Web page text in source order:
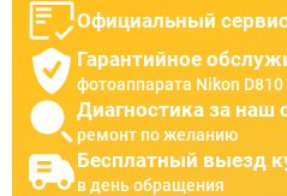
Официальный
Гарантийное
фотоаппарата Nikon D810
Диагностика за наш
ремонт по желанию
Бесплатный выезд
в день обращения